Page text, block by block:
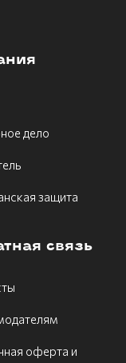
дело
защита
связь
оферта и